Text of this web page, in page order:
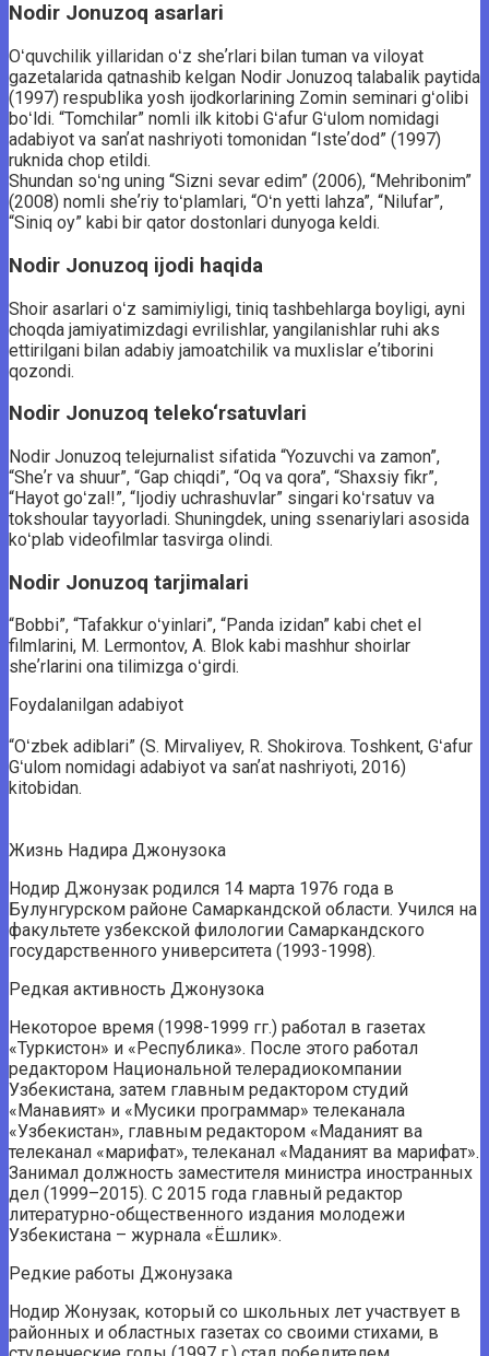
Nodir Jonuzoq asarlari
Oʻquvchilik yillaridan oʻz sheʼrlari bilan tuman va viloyat
gazetalarida qatnashib kelgan Nodir Jonuzoq talabalik paytida
(1997) respublika yosh ijodkorlarining Zomin seminari gʻolibi
boʻldi. “Tomchilar” nomli ilk kitobi Gʻafur Gʻulom nomidagi
adabiyot va sanʼat nashriyoti tomonidan “Isteʼdod” (1997)
ruknida chop etildi.
Shundan soʻng uning “Sizni sevar edim” (2006), “Mehribonim”
(2008) nomli sheʼriy toʻplamlari, “Oʻn yetti lahza”, “Nilufar”,
“Siniq oy” kabi bir qator dostonlari dunyoga keldi.
Nodir Jonuzoq ijodi haqida
Shoir asarlari oʻz samimiyligi, tiniq tashbehlarga boyligi, ayni
choqda jamiyatimizdagi evrilishlar, yangilanishlar ruhi aks
ettirilgani bilan adabiy jamoatchilik va muxlislar eʼtiborini
qozondi.
Nodir Jonuzoq teleko‘rsatuvlari
Nodir Jonuzoq telejurnalist sifatida “Yozuvchi va zamon”,
“Sheʼr va shuur”, “Gap chiqdi”, “Oq va qora”, “Shaxsiy fikr”,
“Hayot goʻzal!”, “Ijodiy uchrashuvlar” singari koʻrsatuv va
tokshoular tayyorladi. Shuningdek, uning ssenariylari asosida
koʻplab videofilmlar tasvirga olindi.
Nodir Jonuzoq tarjimalari
“Bobbi”, “Tafakkur oʻyinlari”, “Panda izidan” kabi chet el
filmlarini, M. Lermontov, A. Blok kabi mashhur shoirlar
sheʼrlarini ona tilimizga oʻgirdi.
Foydalanilgan adabiyot
“Oʻzbek adiblari” (S. Mirvaliyev, R. Shokirova. Toshkent, Gʻafur
Gʻulom nomidagi adabiyot va sanʼat nashriyoti, 2016)
kitobidan.
Жизнь Надира Джонузока
Нодир Джонузак родился 14 марта 1976 года в
Булунгурском районе Самаркандской области. Учился на
факультете узбекской филологии Самаркандского
государственного университета (1993-1998).
Редкая активность Джонузока
Некоторое время (1998-1999 гг.) работал в газетах
«Туркистон» и «Республика». После этого работал
редактором Национальной телерадиокомпании
Узбекистана, затем главным редактором студий
«Манавият» и «Мусики программар» телеканала
«Узбекистан», главным редактором «Маданият ва
телеканал «марифат», телеканал «Маданият ва марифат».
Занимал должность заместителя министра иностранных
дел (1999–2015). С 2015 года главный редактор
литературно-общественного издания молодежи
Узбекистана – журнала «Ёшлик».
Редкие работы Джонузака
Нодир Жонузак, который со школьных лет участвует в
районных и областных газетах со своими стихами, в